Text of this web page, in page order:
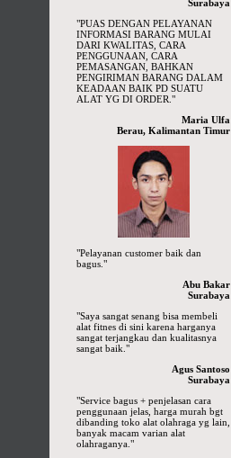
Surabaya
"PUAS DENGAN PELAYANAN
INFORMASI BARANG MULAI
DARI KWALITAS, CARA
PENGGUNAAN, CARA
PEMASANGAN, BAHKAN
PENGIRIMAN BARANG DALAM
KEADAAN BAIK PD SUATU
ALAT YG DI ORDER."
Maria Ulfa
Berau, Kalimantan Timur
"Pelayanan customer baik dan
bagus."
Abu Bakar
Surabaya
"Saya sangat senang bisa membeli
alat fitnes di sini karena harganya
sangat terjangkau dan kualitasnya
sangat baik."
Agus Santoso
Surabaya
"Service bagus + penjelasan cara
penggunaan jelas, harga murah bgt
dibanding toko alat olahraga yg lain,
banyak macam varian alat
olahraganya."